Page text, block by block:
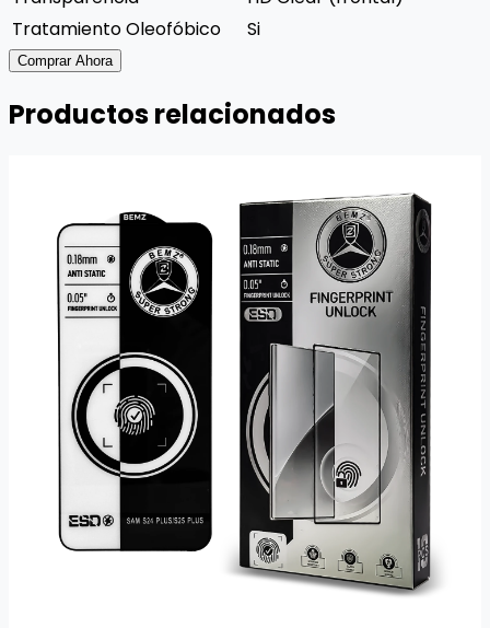
Tratamiento Oleofóbico
Si
Comprar Ahora
Productos relacionados